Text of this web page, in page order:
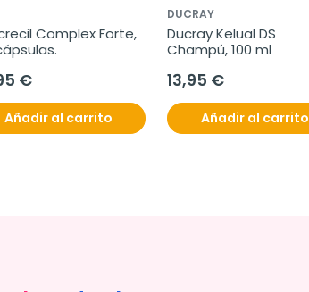
Complex Forte,
€
Añadir al carrito
DUCRAY
Ducray Kelual DS
Champú, 100 ml
13,95 €
Añadir al carrito